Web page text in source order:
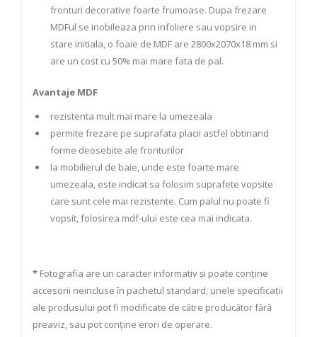
fronturi decorative foarte frumoase. Dupa frezare
MDFul se inobileaza prin infoliere sau vopsire in
stare initiala, o foaie de MDF are 2800x2070x18 mm si
are un cost cu 50% mai mare fata de pal.
Avantaje MDF
rezistenta mult mai mare la umezeala
permite frezare pe suprafata placii astfel obtinand
forme deosebite ale fronturilor
la mobilierul de baie, unde este foarte mare
umezeala, este indicat sa folosim suprafete vopsite
care sunt cele mai rezistente. Cum palul nu poate fi
vopsit, folosirea mdf-ului este cea mai indicata.
* Fotografia are un caracter informativ și poate conține
accesorii neincluse în pachetul standard; unele specificații
ale produsului pot fi modificate de către producător fără
preaviz, sau pot conține erori de operare.